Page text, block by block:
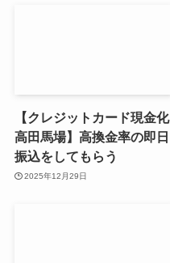
【クレジットカード現金化
高田馬場】高換金率の即日
振込をしてもらう
2025年12月29日